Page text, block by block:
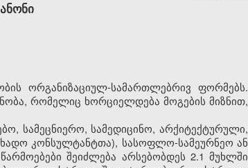
ორგანიზაციულ-სამართლებრივ ფორმებს.
რომელიც ხორციელდება მოგების მიზნით,
სამეცნიერო, სამედიცინო, არქიტექტურული,
კონსულტანტთა), სასოფლო-სამეურნეო ან
შეიძლება არსებობდეს 2.1 მუხლში